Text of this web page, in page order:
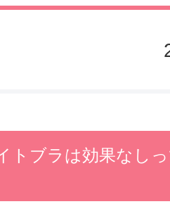
トブラは効果なし